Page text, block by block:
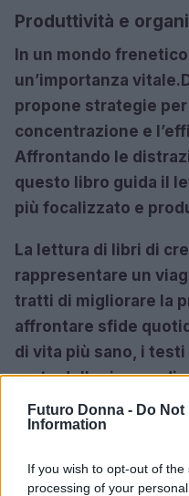
Futuro Donna - Do Not
Information
If you wish to opt-out of
processing of your
Produttività e
In un mondo
un’importanza vitale.
propone strategie
concentrazione e
Affrontando le
questo libro guida il
più focalizzato e
La lettura di libri di
rappresentare un
tratti di migliorare la
affrontare sfide
di vita più sano, i
parte delle risorse
intraprendere un
personale.